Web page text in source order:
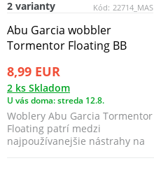
Kód: 22714_MAS
2 varianty
Abu Garcia wobbler
Tormentor Floating BB
8,99 EUR
2 ks Skladom
U vás doma: streda 12.8.
Woblery Abu Garcia Tormentor
Floating patrí medzi
najpoužívanejšie nástrahy na